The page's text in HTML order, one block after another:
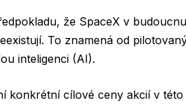
že SpaceX v
To znamená od
inteligenci (AI).
konkrétní cílové ceny akcií v